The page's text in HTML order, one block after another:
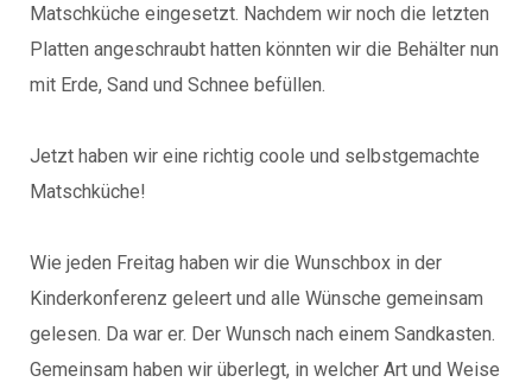
Matschküche eingesetzt. Nachdem wir noch die letzten
Platten angeschraubt hatten könnten wir die Behälter nun
mit Erde, Sand und Schnee befüllen.
Jetzt haben wir eine richtig coole und selbstgemachte
Matschküche!
Wie jeden Freitag haben wir die Wunschbox in der
Kinderkonferenz geleert und alle Wünsche gemeinsam
gelesen. Da war er. Der Wunsch nach einem Sandkasten.
Gemeinsam haben wir überlegt, in welcher Art und Weise